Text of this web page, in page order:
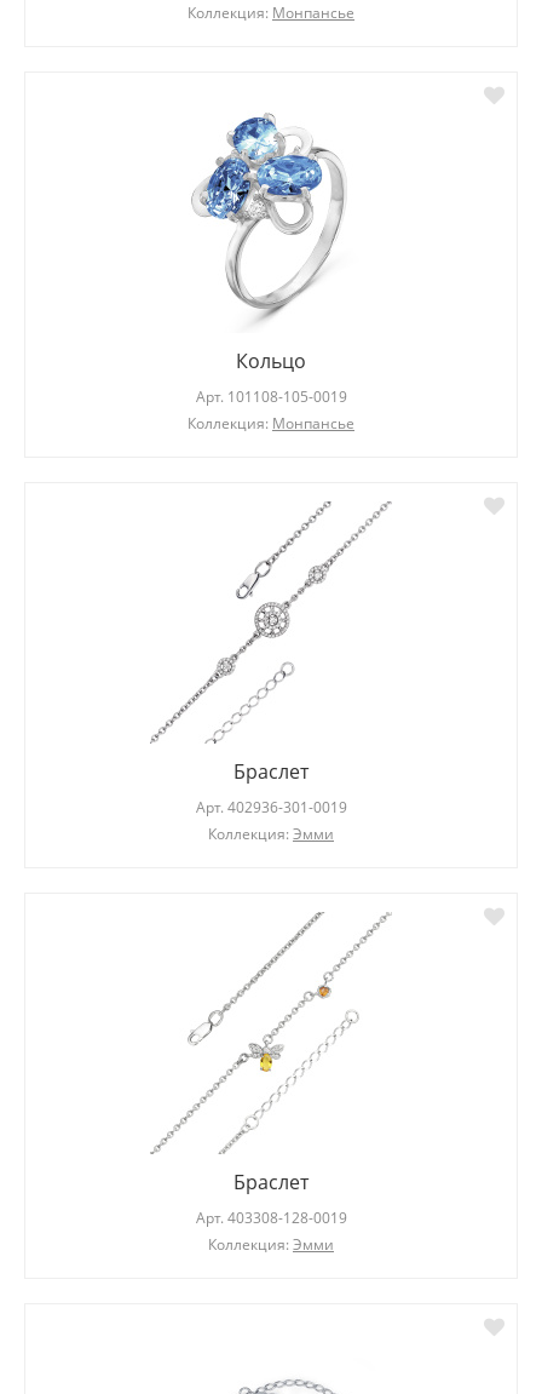
Коллекция: Монпансье
Кольцо
Арт. 101108-105-0019
Коллекция: Монпансье
Браслет
Арт. 402936-301-0019
Коллекция: Эмми
Браслет
Арт. 403308-128-0019
Коллекция: Эмми